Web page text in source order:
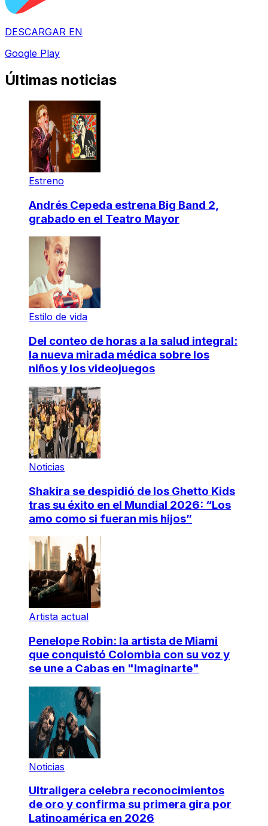
DESCARGAR EN
Google Play
Últimas noticias
Estreno
Andrés Cepeda estrena Big Band 2,
grabado en el Teatro Mayor
Estilo de vida
Del conteo de horas a la salud integral:
la nueva mirada médica sobre los
niños y los videojuegos
Noticias
Shakira se despidió de los Ghetto Kids
tras su éxito en el Mundial 2026: “Los
amo como si fueran mis hijos”
Artista actual
Penelope Robin: la artista de Miami
que conquistó Colombia con su voz y
se une a Cabas en "Imaginarte"
Noticias
Ultraligera celebra reconocimientos
de oro y confirma su primera gira por
Latinoamérica en 2026